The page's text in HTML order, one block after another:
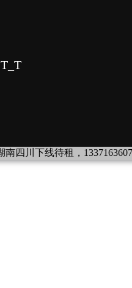
四川下线待租，13371636073